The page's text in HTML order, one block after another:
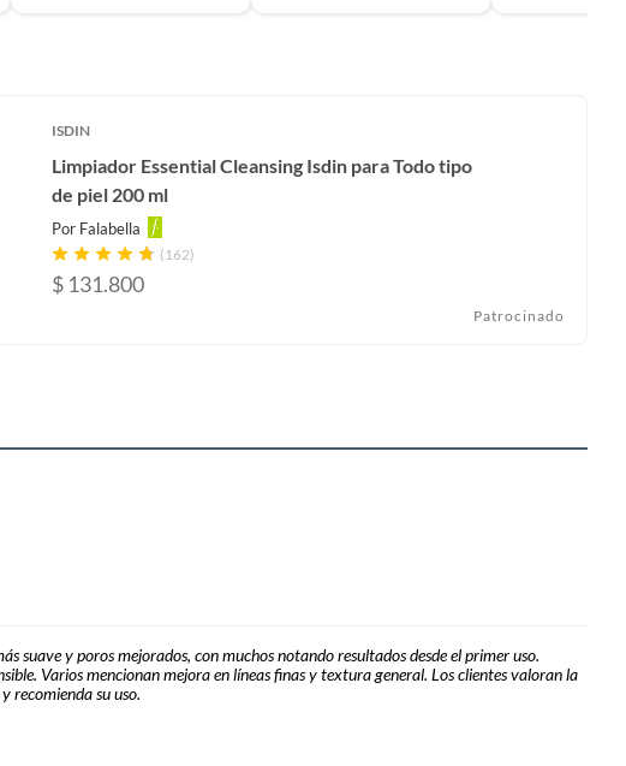
ISDIN
Limpiador Essential Cleansing Isdin para Todo tipo
de piel 200 ml
Por Falabella
(162)
$ 131.800
Patrocinado
suave y poros mejorados, con muchos notando resultados desde el primer uso.
Varios mencionan mejora en líneas finas y textura general. Los clientes valoran la
recomienda su uso.